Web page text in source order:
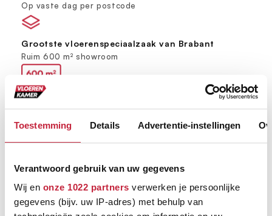
Toestemming Details Advertentie-instellingen
Verantwoord gebruik van uw gegevens
Wij en onze 1022 partners verwerken je persoonlijke
gegevens (bijv. uw IP-adres) met behulp van
Op vaste dag per postcode
Grootste vloerenspeciaalzaak van Brabant
Ruim 600 m² showroom
Keus uit meer dan 5000+ verschillende vloeren
Ruim assortiment, elke stijl